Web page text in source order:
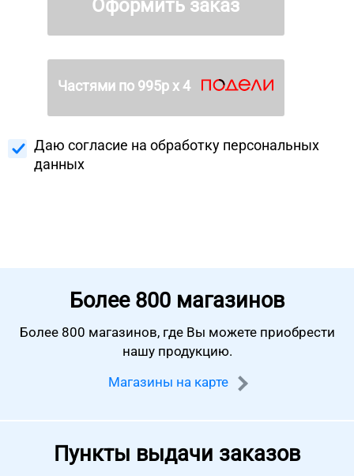
Оформить заказ
Частями по 995р х 4
Даю согласие на обработку персональных
данных
Более 800 магазинов
Более 800 магазинов, где Вы можете приобрести
нашу продукцию.
Магазины на карте
Пункты выдачи заказов